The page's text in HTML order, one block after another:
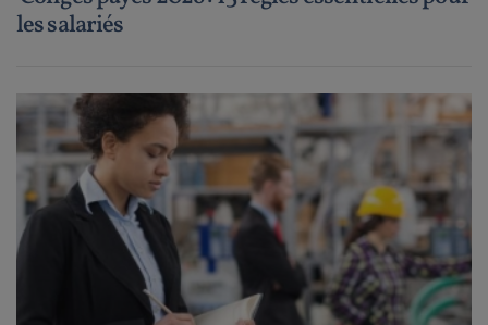
les salariés